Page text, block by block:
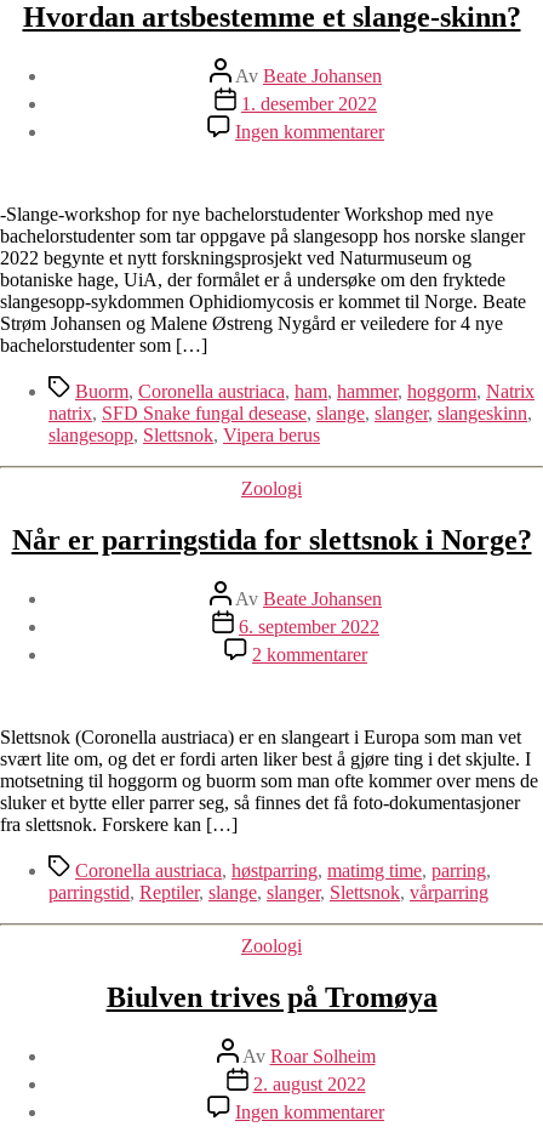
Hvordan artsbestemme et slange-skinn?
Innleggsforfatter
Av Beate Johansen
Publiseringsdato
1. desember 2022
Ingen kommentarertil
Hvordan
slange-
skinn?
-Slange-workshop for nye bachelorstudenter Workshop med nye
bachelorstudenter som tar oppgave på slangesopp hos norske slanger
2022 begynte et nytt forskningsprosjekt ved Naturmuseum og
botaniske hage, UiA, der formålet er å undersøke om den fryktede
slangesopp-sykdommen Ophidiomycosis er kommet til Norge. Beate
Strøm Johansen og Malene Østreng Nygård er veiledere for 4 nye
bachelorstudenter som […]
Stikkord
Buorm, Coronella austriaca, ham, hammer, hoggorm, Natrix
natrix, SFD Snake fungal desease, slange, slanger, slangeskinn,
slangesopp, Slettsnok, Vipera berus
Kategorier
Zoologi
Når er parringstida for slettsnok i Norge?
Innleggsforfatter
Av Beate Johansen
Publiseringsdato
6. september 2022
2 kommentarertil
Når
for
slettsnok
i
Norge?
Slettsnok (Coronella austriaca) er en slangeart i Europa som man vet
svært lite om, og det er fordi arten liker best å gjøre ting i det skjulte. I
motsetning til hoggorm og buorm som man ofte kommer over mens de
sluker et bytte eller parrer seg, så finnes det få foto-dokumentasjoner
fra slettsnok. Forskere kan […]
Stikkord
Coronella austriaca, høstparring, matimg time, parring,
parringstid, Reptiler, slange, slanger, Slettsnok, vårparring
Kategorier
Zoologi
Biulven trives på Tromøya
Innleggsforfatter
Av Roar Solheim
Publiseringsdato
2. august 2022
Ingen kommentarertil
Biulven